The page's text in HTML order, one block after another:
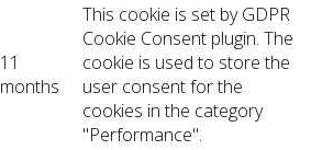
11
months
This cookie is set by GDPR
Cookie Consent plugin. The
cookie is used to store the
user consent for the
cookies in the category
"Performance".